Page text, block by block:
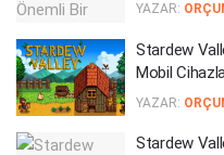
YAZAR:
Stardew
Mobil
YAZAR:
Stardew